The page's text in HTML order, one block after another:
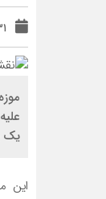
۳۱
یک
این